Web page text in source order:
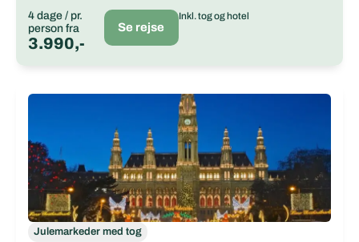
4 dage / pr.
person fra
3.990,-
Se rejse
Inkl. tog og hotel
Julemarkeder med tog